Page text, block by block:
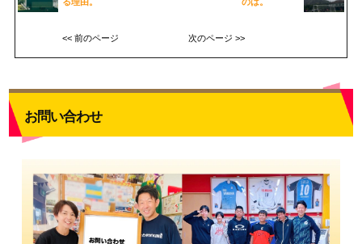
<< 前のページ 次のページ >>
お問い合わせ